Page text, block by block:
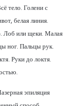
тело. Голени с
белая линия.
Лоб или щеки. Малая
ног. Пальцы рук.
Руки до локтя.
эпиляция